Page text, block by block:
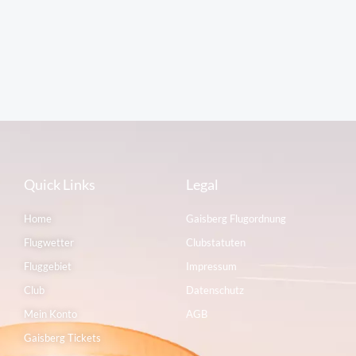
Quick Links
Home
Flugwetter
Fluggebiet
Club
Mein Konto
Gaisberg Tickets
Legal
Gaisberg Flugordnung
Clubstatuten
Impressum
Datenschutz
AGB